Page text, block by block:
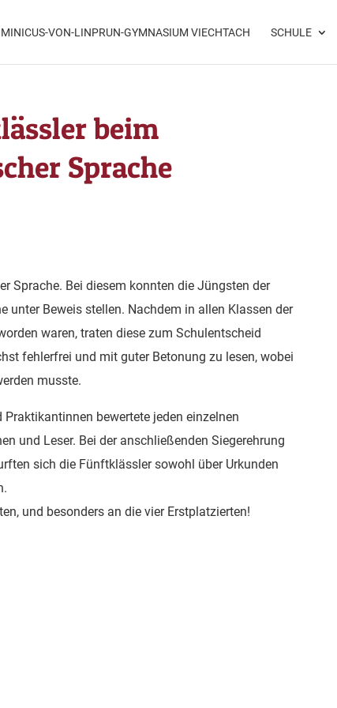
SCHULE
beim
Sprache
Sprache. Bei diesem konnten die Jüngsten der
unter Beweis stellen. Nachdem in allen Klassen der
waren, traten diese zum Schulentscheid
fehlerfrei und mit guter Betonung zu lesen, wobei
musste.
bewertete jeden einzelnen
und Leser. Bei der anschließenden Siegerehrung
sich die Fünftklässler sowohl über Urkunden
und besonders an die vier Erstplatzierten!